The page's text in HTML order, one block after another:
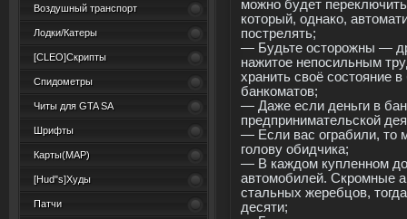
Воздушный транспорт
Лодки/Катеры
[CLEO]Скрипты
Спидометры
Читы для GTA SA
Шрифты
Карты(MAP)
[Hud"s]Худы
Патчи
можно будет
который, однако,
пострелять;
— Будьте осторожны —
нажитое непосильным
хранить своё состояние
банкоматов;
— Даже если деньги в
предпринимательской
— Если вас ограбили, то
голову обидчика;
— В каждом купленном
автомобилей. Скромные
стальных жеребцов,
десяти;